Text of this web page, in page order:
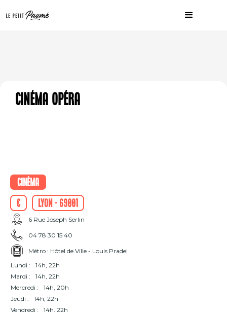
Cinéma Opéra
Cinéma
€
Lyon - 69001
6 Rue Joseph Serlin
04 78 30 15 40
Métro : Hôtel de Ville - Louis Pradel
Lundi :
14h, 22h
Mardi :
14h, 22h
Mercredi :
14h, 20h
Jeudi :
14h, 22h
Vendredi :
14h, 22h